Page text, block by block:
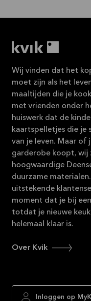
Wij vinden dat het
moet zijn als het
maaltijden die je
met vrienden onder
huiswerk dat de
kaartspelletjes die je
van je leven. Maar of
garderobe koopt, wij
hoogwaardige
duurzame
uitstekende
moment dat je bij
totdat je nieuwe
helemaal klaar is.
Over Kvik
Inloggen op